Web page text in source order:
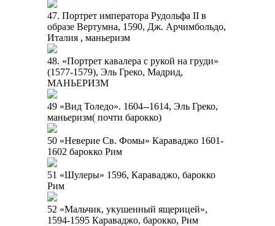
47. Портрет императора Рудольфа II в
образе Вертумна, 1590, Дж. Арчимбольдо,
Италия , маньеризм
48. «Портрет кавалера с рукой на груди»
(1577-1579), Эль Греко, Мадрид,
МАНЬЕРИЗМ
49 «Вид Толедо». 1604--1614, Эль Греко,
маньеризм( почти барокко)
50 «Неверие Св. Фомы» Караваджо 1601-
1602 барокко Рим
51 «Шулеры» 1596, Караваджо, барокко
Рим
52 «Мальчик, укушенный ящерицей»,
1594-1595 Караваджо, барокко, Рим